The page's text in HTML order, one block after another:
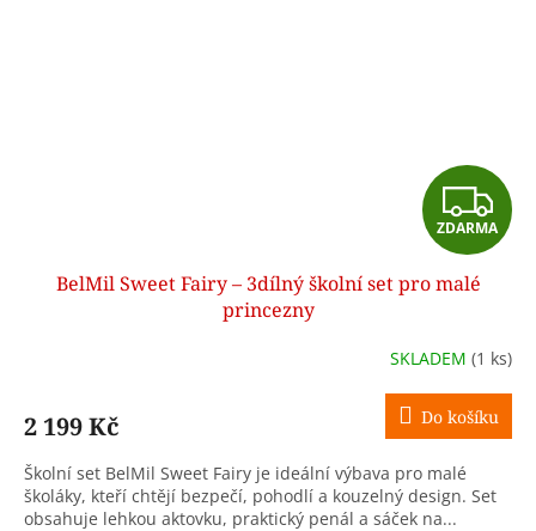
Z
D
R
M
A
ZDARMA
BelMil Sweet Fairy – 3dílný školní set pro malé
princezny
SKLADEM (1 ks)
2 199 Kč Do košíku
Školní set BelMil Sweet Fairy je ideální výbava pro malé
školáky, kteří chtějí bezpečí, pohodlí a kouzelný design. Set
obsahuje lehkou aktovku, praktický penál a sáček na...